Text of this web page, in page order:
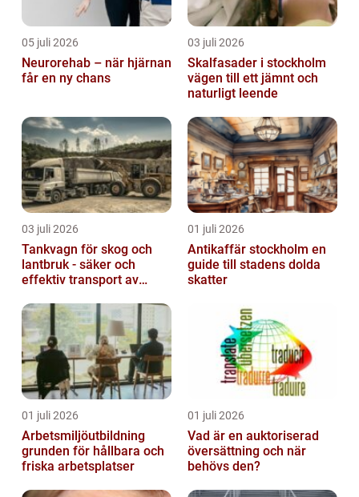
05 juli 2026
Neurorehab – när hjärnan
får en ny chans
03 juli 2026
Skalfasader i stockholm
vägen till ett jämnt och
naturligt leende
03 juli 2026
Tankvagn för skog och
lantbruk - säker och
effektiv transport av
01 juli 2026
Antikaffär stockholm en
guide till stadens dolda
skatter
01 juli 2026
Arbetsmiljöutbildning
grunden för hållbara och
friska arbetsplatser
01 juli 2026
Vad är en auktoriserad
översättning och när
behövs den?